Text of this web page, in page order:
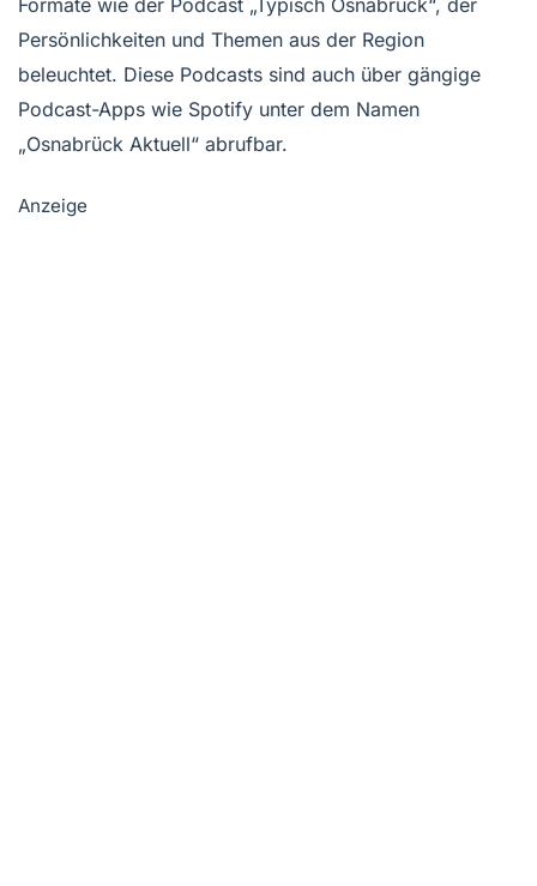
Persönlichkeiten und Themen aus der Region
beleuchtet. Diese Podcasts sind auch über gängige
Podcast-Apps wie Spotify unter dem Namen
„Osnabrück Aktuell“ abrufbar.
Anzeige